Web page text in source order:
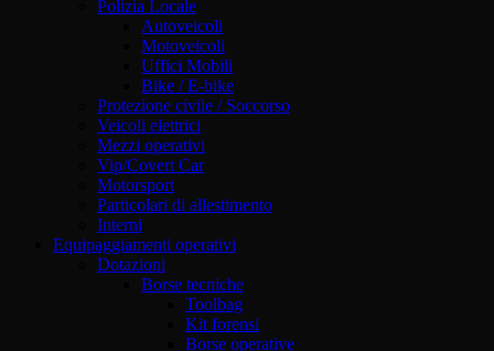
Polizia Locale
Autoveicoli
Motoveicoli
Uffici Mobili
Bike / E-bike
Protezione civile / Soccorso
Veicoli elettrici
Mezzi operativi
Vip/Covert Car
Motorsport
Particolari di allestimento
Interni
Equipaggiamenti operativi
Dotazioni
Borse tecniche
Toolbag
Kit forensi
Borse operative